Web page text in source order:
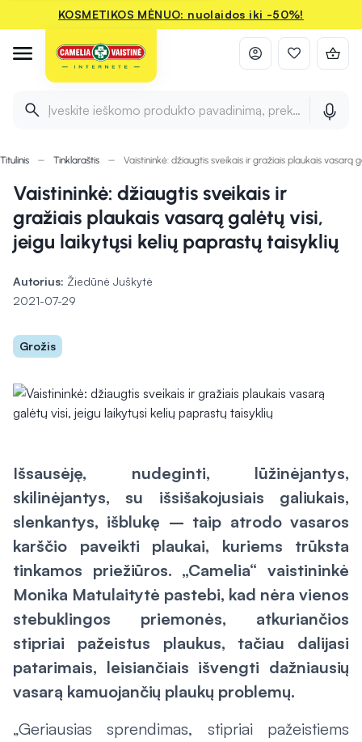
KOSMETIKOS MĖNUO: nuolaidos iki -50%!
Įveskite ieškomo produkto pavadinimą, prekės ženklą ir
Titulinis Tinklaraštis Vaistininkė: džiaugtis sveikais ir gražiais plaukais vasarą
Vaistininkė: džiaugtis sveikais ir
gražiais plaukais vasarą galėtų visi,
jeigu laikytųsi kelių paprastų taisyklių
Autorius: Žiedūnė Juškytė
2021-07-29
Grožis
Išsausėję, nudeginti, lūžinėjantys,
skilinėjantys, su išsišakojusiais galiukais,
slenkantys, išblukę – taip atrodo vasaros
karščio paveikti plaukai, kuriems trūksta
tinkamos priežiūros. „Camelia“ vaistininkė
Monika Matulaitytė pastebi, kad nėra vienos
stebuklingos priemonės, atkuriančios
stipriai pažeistus plaukus, tačiau dalijasi
patarimais, leisiančiais išvengti dažniausių
vasarą kamuojančių plaukų problemų.
„Geriausias sprendimas, stipriai pažeistiems